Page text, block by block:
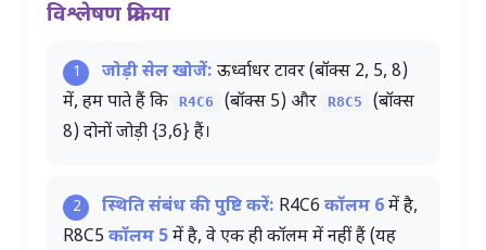
विश्लेषण प्रक्रिया
1 जोड़ी सेल खोजें: ऊर्ध्वाधर टावर (बॉक्स 2, 5, 8)
में, हम पाते हैं कि
R4C6 (बॉक्स 5) और R8C5
(बॉक्स
8) दोनों जोड़ी{3,6}हैं।
2 स्थिति संबंध की पुष्टि करें: R4C6 कॉलम 6में है,
R8C5कॉलम 5में है, वे एक ही कॉलम में नहीं हैं (यह